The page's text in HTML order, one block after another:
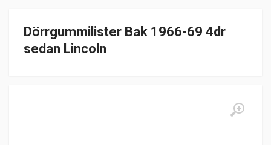
Dörrgummilister Bak 1966-69 4dr
sedan Lincoln